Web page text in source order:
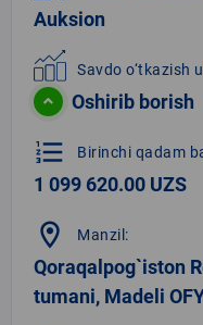
Auksion
Savdo o‘tkazish
Oshirib borish
format_list_numbered Birinchi qadam
1 099 620.00 UZS
location_on Manzil:
Qoraqalpog`iston
tumani, Madeli